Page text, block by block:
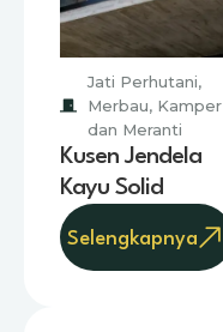
Jati Perhutani,
Merbau, Kamper
dan Meranti
Kusen Jendela
Kayu Solid
Selengkapnya